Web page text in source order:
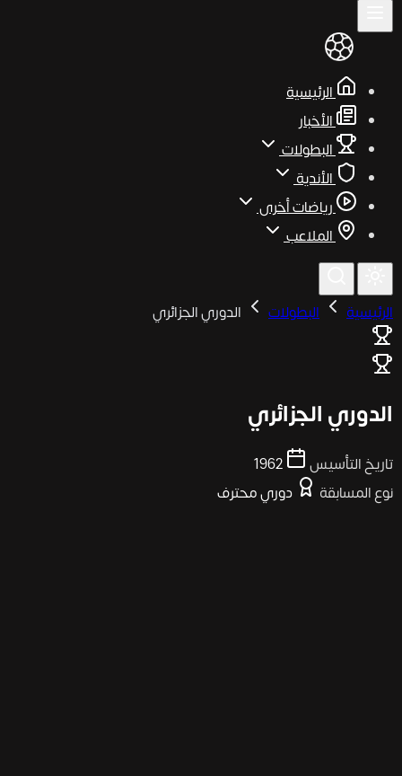
الرئيسية
الأخبار
البطولات
الأندية
رياضات أخرى
الملاعب
الرئيسية البطولات الدوري الجزائري
الدوري الجزائري
تاريخ التأسيس
نوع المسابقة
دوري محترف